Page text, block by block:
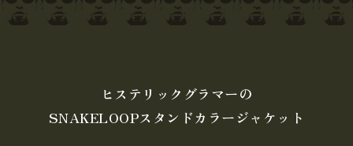
ヒステリックグラマーの
SNAKELOOPスタンドカラージャケット